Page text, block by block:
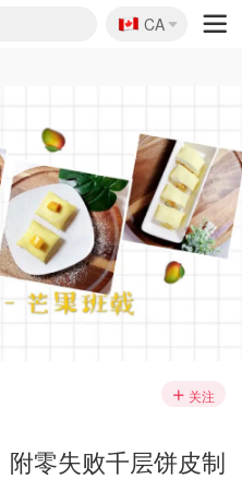
🇨🇦
CA
关注
零失败千层饼皮制